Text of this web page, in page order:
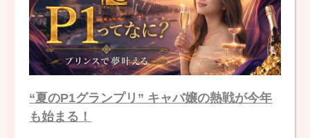
“夏のP1グランプリ” キャバ嬢の熱戦が今年
も始まる！